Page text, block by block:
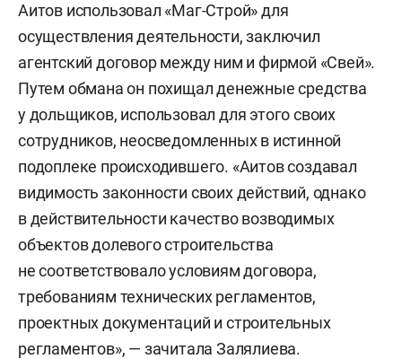
Аитов использовал «Маг-Строй» для
осуществления деятельности, заключил
агентский договор между ним и фирмой «Свей».
Путем обмана он похищал денежные средства
у дольщиков, использовал для этого своих
сотрудников, неосведомленных в истинной
подоплеке происходившего. «Аитов создавал
видимость законности своих действий, однако
в действительности качество возводимых
объектов долевого строительства
не соответствовало условиям договора,
требованиям технических регламентов,
проектных документаций и строительных
регламентов», — зачитала Залялиева.